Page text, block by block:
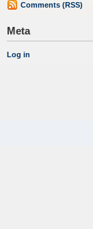
Comments (RSS)
Meta
Log in